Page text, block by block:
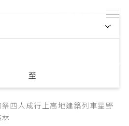
的旅程
至
四人成行 上高地建築列車星野